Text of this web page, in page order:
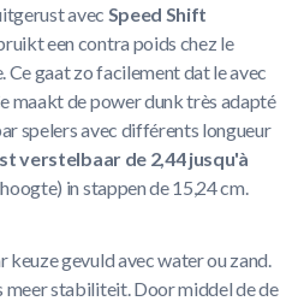
avec Speed Shift
een contra poids chez le
gaat zo facilement dat le avec
maakt de power dunk très adapté
spelers avec différents longueur
verstelbaar de 2,44 jusqu'à
in stappen de 15,24 cm.
gevuld avec water ou zand.
meer stabiliteit. Door middel de de